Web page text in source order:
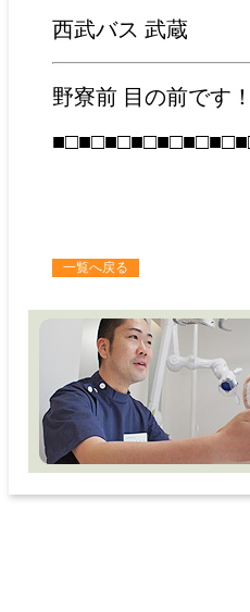
西武バス 武蔵
野寮前 目の前です！
一覧へ戻る